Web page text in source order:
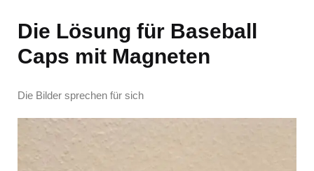
Die Lösung für Baseball
Caps mit Magneten
Die Bilder sprechen für sich